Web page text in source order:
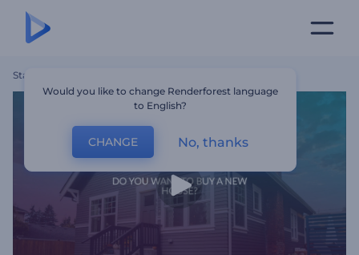
Startseite
Would you like to change Renderforest language
to English?
CHANGE No, thanks